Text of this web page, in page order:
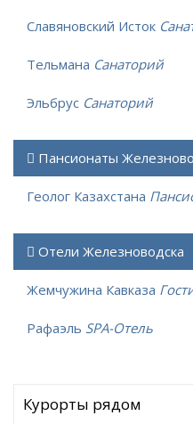
Славяновский Исток
Тельмана Санаторий
Эльбрус Санаторий
Пансионаты
Геолог Казахстана
Отели Железноводска
Жемчужина Кавказа
Рафаэль SPA-Отель
Курорты рядом